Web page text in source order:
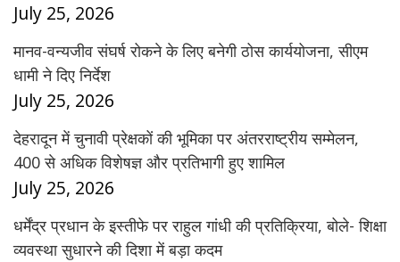
July 25, 2026
मानव-वन्यजीव संघर्ष रोकने के लिए बनेगी ठोस कार्ययोजना, सीएम
धामी ने दिए निर्देश
July 25, 2026
देहरादून में चुनावी प्रेक्षकों की भूमिका पर अंतरराष्ट्रीय सम्मेलन,
400 से अधिक विशेषज्ञ और प्रतिभागी हुए शामिल
July 25, 2026
धर्मेंद्र प्रधान के इस्तीफे पर राहुल गांधी की प्रतिक्रिया, बोले- शिक्षा
व्यवस्था सुधारने की दिशा में बड़ा कदम